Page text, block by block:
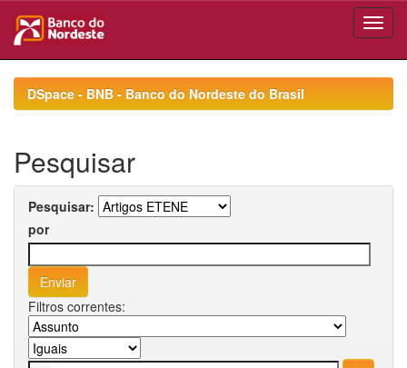
navigationDSpace - BNB - Banco do Nordeste do Brasil
Pesquisar
Pesquisar:
por
Filtros correntes: